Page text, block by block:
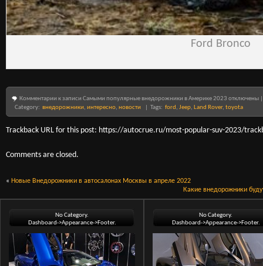
Ford Bronco
Комментарии к записи Самыми популярные внедорожники в Америке 2023 отключены
Category: внедорожники, интересно, новости | Tags: ford, Jeep, Land Rover, toyota
Trackback URL for this post: https://autocrue.ru/most-popular-suv-2023/
Comments are closed.
« Новые Внедорожники в автосалонах Москвы в апреле 2022
Какие внедорожники
No Category.
Dashboard->Appearance->Footer.
No Category.
Dashboard->Appearance->Footer.